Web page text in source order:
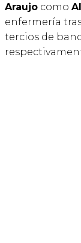
Araujo como
enfermería
tercios de